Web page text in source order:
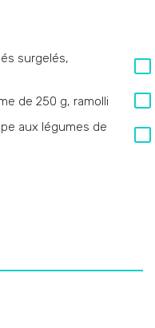
surgelés,
de 250 g, ramolli
aux légumes de